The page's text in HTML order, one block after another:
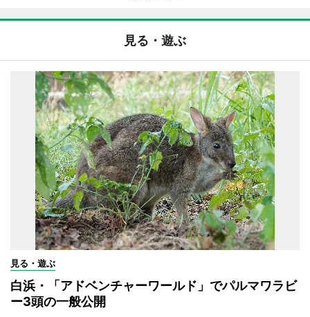
見る・遊ぶ
見る・遊ぶ
白浜・「アドベンチャーワールド」でパルマワラビ
ー3頭の一般公開